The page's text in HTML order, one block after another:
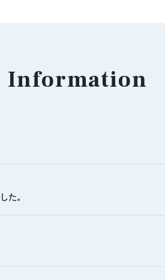
Information
た。